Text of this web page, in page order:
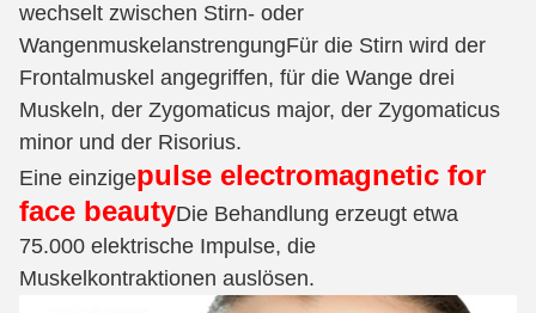
wechselt zwischen Stirn- oder
WangenmuskelanstrengungFür die Stirn wird der
Frontalmuskel angegriffen, für die Wange drei
Muskeln, der Zygomaticus major, der Zygomaticus
minor und der Risorius.
Eine einzigepulse electromagnetic for
face beautyDie Behandlung erzeugt etwa
75.000 elektrische Impulse, die
Muskelkontraktionen auslösen.